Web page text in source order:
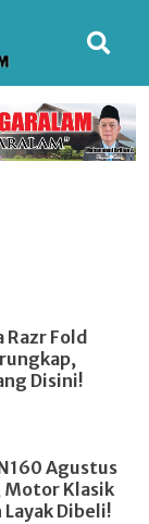
Fold
Disini!
Agustus
Motor Klasik
Dibeli!